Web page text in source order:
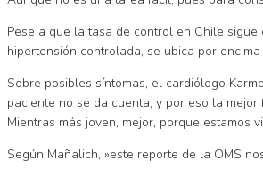
Pese a que la tasa de control en Chile
hipertensión controlada, se ubica por
Sobre posibles síntomas, el cardiólogo
paciente no se da cuenta, y por eso la
Mientras más joven, mejor, porque estamos
Según Mañalich, »este reporte de la OMS